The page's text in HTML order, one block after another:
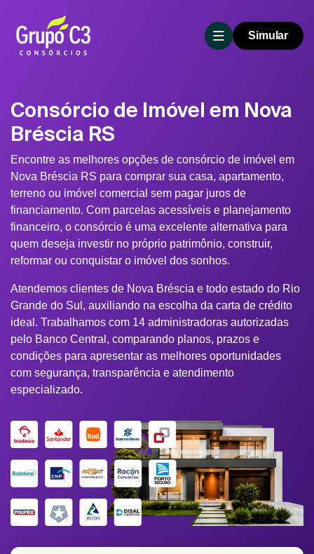
Simular
Consórcio de Imóvel em Nova
Bréscia RS
Encontre as melhores opções de consórcio de imóvel em
Nova Bréscia RS para comprar sua casa, apartamento,
terreno ou imóvel comercial sem pagar juros de
financiamento. Com parcelas acessíveis e planejamento
financeiro, o consórcio é uma excelente alternativa para
quem deseja investir no próprio patrimônio, construir,
reformar ou conquistar o imóvel dos sonhos.
Atendemos clientes de Nova Bréscia e todo estado do Rio
Grande do Sul, auxiliando na escolha da carta de crédito
ideal. Trabalhamos com 14 administradoras autorizadas
pelo Banco Central, comparando planos, prazos e
condições para apresentar as melhores oportunidades
com segurança, transparência e atendimento
especializado.